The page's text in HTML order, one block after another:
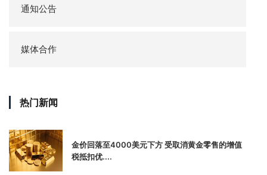
通知公告
媒体合作
热门新闻
金价回落至4000美元下方 受取消黄金零售的增值
税抵扣优....